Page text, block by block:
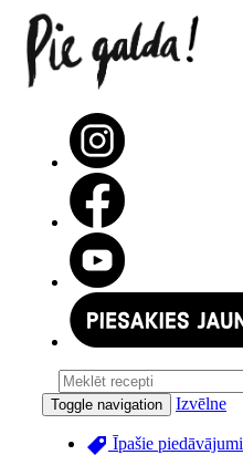
Toggle navigation Izvēlne
Īpašie piedāvājumi